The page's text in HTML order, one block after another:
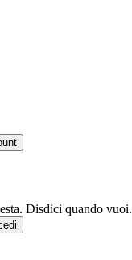
Disdici quando vuoi.